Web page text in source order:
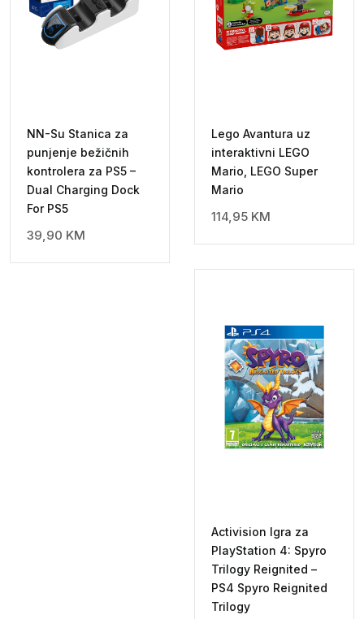
NN-Su Stanica za
punjenje bežičnih
kontrolera za PS5 –
Dual Charging Dock
For PS5
39,90 KM
Lego Avantura uz
interaktivni LEGO
Mario, LEGO Super
Mario
114,95 KM
Activision Igra za
PlayStation 4: Spyro
Trilogy Reignited –
PS4 Spyro Reignited
Trilogy